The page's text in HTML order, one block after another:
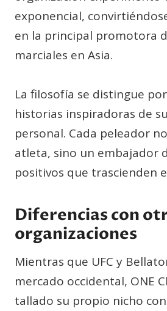
exponencial,
en la principal promotora
marciales en Asia.
La filosofía se distingue
historias inspiradoras de
personal. Cada peleador
atleta, sino un embajador
positivos que trascienden
Diferencias con
organizaciones
Mientras que UFC y
mercado occidental, ONE
tallado su propio nicho